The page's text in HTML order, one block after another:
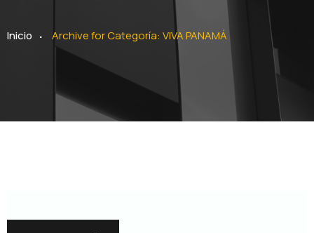
Inicio . Archive forCategoría: VIVA PANAMÁ